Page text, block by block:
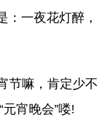
：一夜花灯醉，
节嘛，肯定少不
宵晚会”喽!